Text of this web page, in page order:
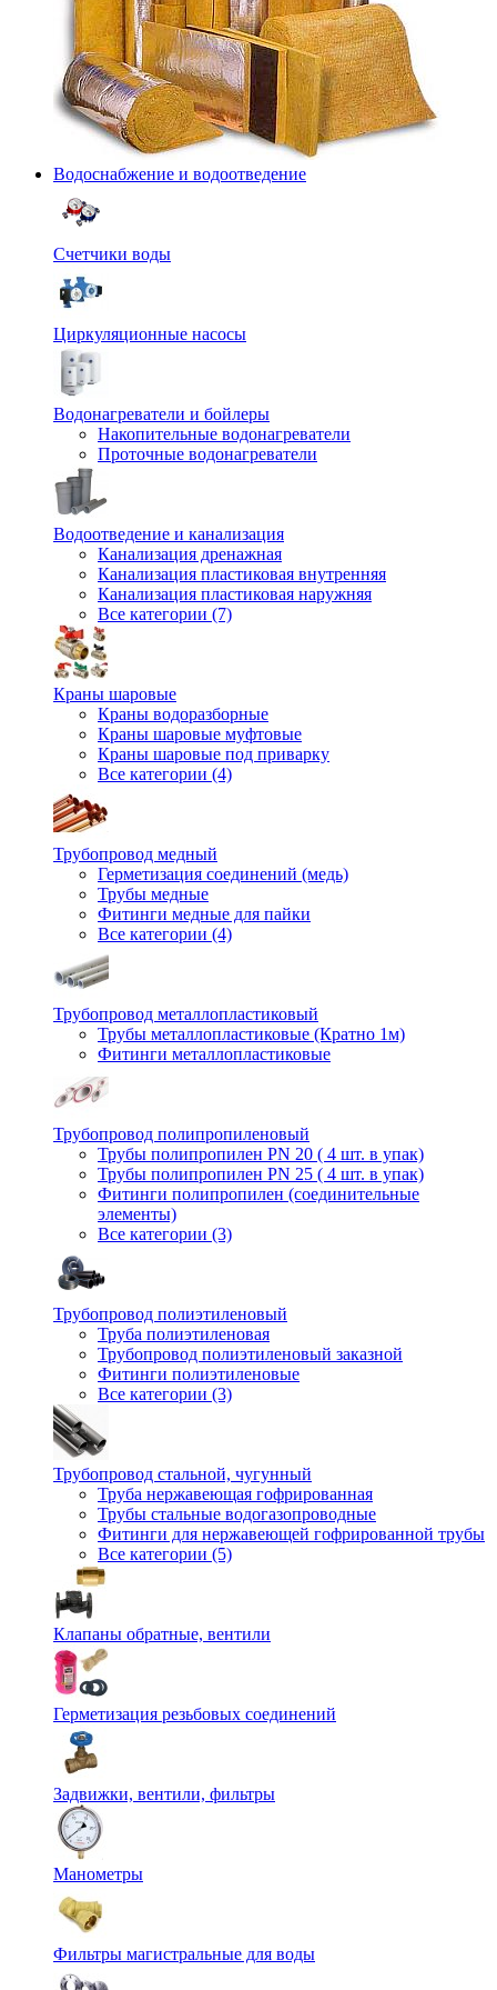
Водоснабжение и водоотведение
Счетчики воды
Циркуляционные насосы
Водонагреватели и бойлеры
Накопительные водонагреватели
Проточные водонагреватели
Водоотведение и канализация
Канализация дренажная
Канализация пластиковая внутренняя
Канализация пластиковая наружняя
Все категории (7)
Краны шаровые
Краны водоразборные
Краны шаровые муфтовые
Краны шаровые под приварку
Все категории (4)
Трубопровод медный
Герметизация соединений (медь)
Трубы медные
Фитинги медные для пайки
Все категории (4)
Трубопровод металлопластиковый
Трубы металлопластиковые (Кратно 1м)
Фитинги металлопластиковые
Трубопровод полипропиленовый
Трубы полипропилен PN 20 ( 4 шт. в упак)
Трубы полипропилен PN 25 ( 4 шт. в упак)
Фитинги полипропилен (cоединительные
элементы)
Все категории (3)
Трубопровод полиэтиленовый
Труба полиэтиленовая
Трубопровод полиэтиленовый заказной
Фитинги полиэтиленовые
Все категории (3)
Трубопровод стальной, чугунный
Труба нержавеющая гофрированная
Трубы стальные водогазопроводные
Фитинги для нержавеющей гофрированной трубы
Все категории (5)
Клапаны обратные, вентили
Герметизация резьбовых соединений
Задвижки, вентили, фильтры
Манометры
Фильтры магистральные для воды